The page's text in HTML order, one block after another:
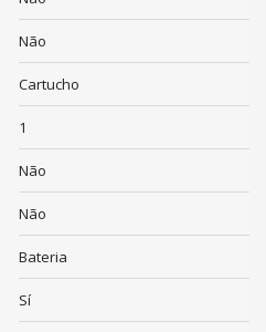
Não
Cartucho
1
Não
Não
Bateria
Sí